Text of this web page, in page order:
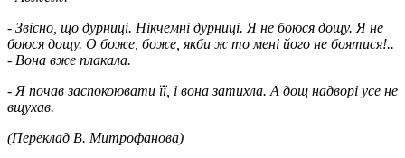
- Звісно, що дурниці. Нікчемні дурниці. Я не боюся дощу. Я не
боюся дощу. О боже, боже, якби ж то мені його не боятися!..
- Вона вже плакала.
- Я почав заспокоювати її, і вона затихла. А дощ надворі усе не
вщухав.
(Переклад В. Митрофанова)